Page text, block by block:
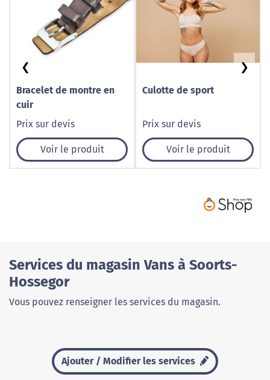
Bracelet de montre en
cuir
Prix sur devis
Voir le produit
Culotte de sport
Prix sur devis
Voir le produit
❮ ❯
Services du magasin Vans à Soorts-
Hossegor
Vous pouvez renseigner les services du magasin.
Ajouter / Modifier les services